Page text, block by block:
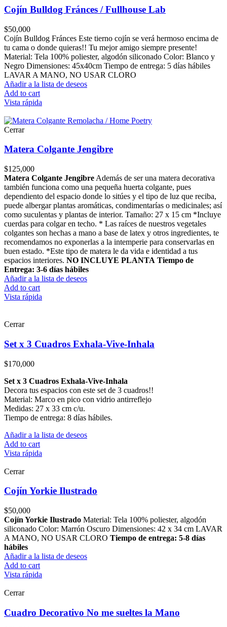
Cojín Bulldog Fránces / Fullhouse Lab
$50,000
Cojín Bulldog Fránces Este tierno cojín se verá hermoso encima de
tu cama o donde quieras!! Tu mejor amigo siempre presente!
Material: Tela 100% poliester, algodón siliconado Color: Blanco y
Negro Dimensiones: 45x40cm Tiempo de entrega: 5 días hábiles
LAVAR A MANO, NO USAR CLORO
Añadir a la lista de deseos
Add to cart
Vista rápida
Cerrar
Matera Colgante Jengibre
$125,000
Matera Colgante Jengibre Además de ser una matera decorativa
también funciona como una pequeña huerta colgante, pues
dependiento del espacio donde lo sitúes y el tipo de luz que reciba,
puede albergar plantas aromáticas, condimentarías o medicinales; así
como suculentas y plantas de interior. Tamaño: 27 x 15 cm *Incluye
cuerdas para colgar en techo. * Las raíces de nuestros vegetales
colgantes son hechas a mano a base de latex y otros ingredientes, te
recomendamos no exponerlas a la intemperie para conservarlas en
buen estado. *Este tipo de matera le da vida e identidad a tus
espacios interiores. NO INCLUYE PLANTA Tiempo de
Entrega: 3-6 días hábiles
Añadir a la lista de deseos
Add to cart
Vista rápida
Cerrar
Set x 3 Cuadros Exhala-Vive-Inhala
$170,000
Set x 3 Cuadros Exhala-Vive-Inhala
Decora tus espacios con este set de 3 cuadros!!
Material: Marco en pico con vidrio antirreflejo
Medidas: 27 x 33 cm c/u.
Tiempo de entrega: 8 días hábiles.
Añadir a la lista de deseos
Add to cart
Vista rápida
Cerrar
Cojín Yorkie Ilustrado
$50,000
Cojín Yorkie Ilustrado Material: Tela 100% poliester, algodón
siliconado Color: Marrón Oscuro Dimensiones: 42 x 34 cm LAVAR
A MANO, NO USAR CLORO Tiempo de entrega: 5-8 días
hábiles
Añadir a la lista de deseos
Add to cart
Vista rápida
Cerrar
Cuadro Decorativo No me sueltes la Mano